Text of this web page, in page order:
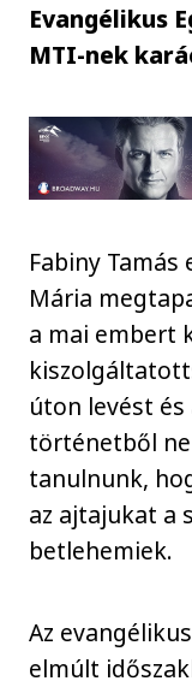
Evangélikus
MTI-nek
Fabiny
Mária
a mai embert
úton levést
történetből
tanulnunk,
az ajtajukat a
betlehemiek.
Az
elmúlt